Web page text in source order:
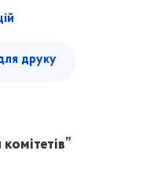
друку